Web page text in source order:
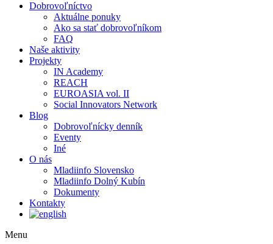
Dobrovoľníctvo
Aktuálne ponuky
Ako sa stať dobrovoľníkom
FAQ
Naše aktivity
Projekty
IN Academy
REACH
EUROASIA vol. II
Social Innovators Network
Blog
Dobrovoľnícky denník
Eventy
Iné
O nás
Mladiinfo Slovensko
Mladiinfo Dolný Kubín
Dokumenty
Kontakty
Menu